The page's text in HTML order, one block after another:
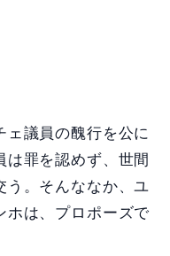
ェ議員の醜行を公に
は罪を認めず、世間
う。そんななか、ユ
ホは、プロポーズで